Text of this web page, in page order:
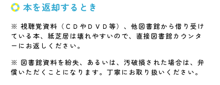
本を返却するとき
※ 視聴覚資料（ＣＤやＤＶＤ等）、他図書館から借り受け
ている本、紙芝居は壊れやすいので、直接図書館カウンタ
ーにお返しください。
※ 図書館資料を紛失、あるいは、汚破損された場合は、弁
償いただくことになります。丁寧にお取り扱いください。